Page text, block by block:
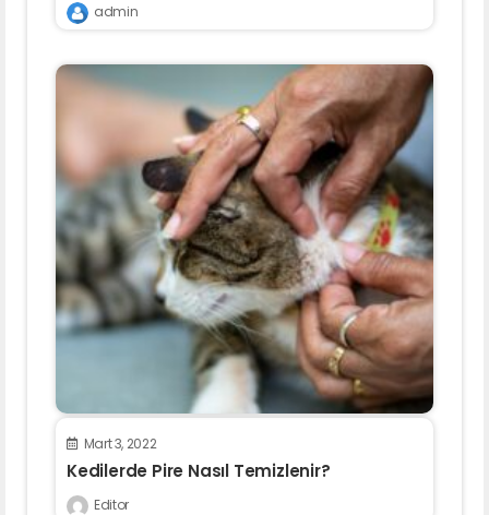
admin
Mart 3, 2022
Kedilerde Pire Nasıl Temizlenir?
Editor